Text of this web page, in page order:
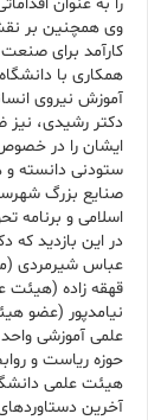
وی همچنین بر
کارآمد برای
همکاری با
آموزش نیروی
دکتر رشیدی، نیز
ایشان را در
ستودنی دانسته و
صنایع بزرگ
اسلامی و برنامه
در این بازدید که
عباس شیرمردی
قهقه زاده (هیئت
نیامدپور (عضو
علمی آموزشی
حوزه ریاست و
هیئت علمی
آخرین